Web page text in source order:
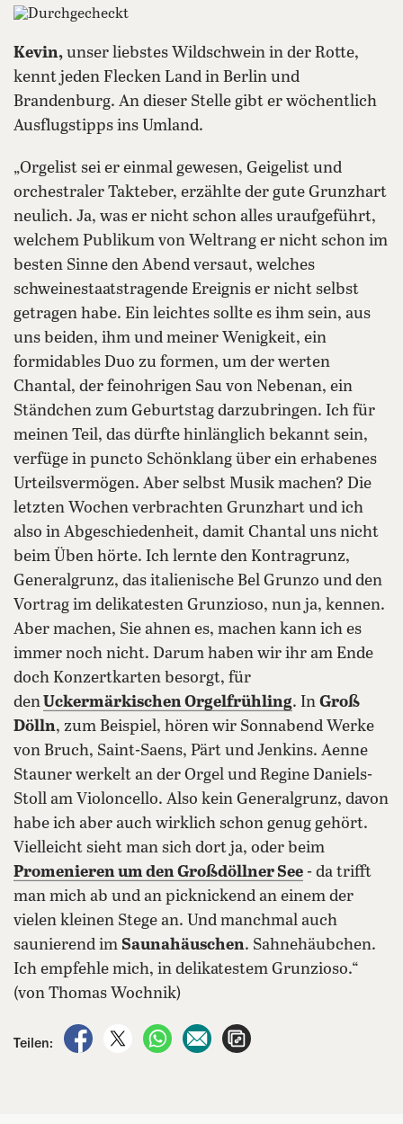
Kevin, unser liebstes Wildschwein in der Rotte,
kennt jeden Flecken Land in Berlin und
Brandenburg. An dieser Stelle gibt er wöchentlich
Ausflugstipps ins Umland.
„Orgelist sei er einmal gewesen, Geigelist und
orchestraler Takteber, erzählte der gute Grunzhart
neulich. Ja, was er nicht schon alles uraufgeführt,
welchem Publikum von Weltrang er nicht schon im
besten Sinne den Abend versaut, welches
schweinestaatstragende Ereignis er nicht selbst
getragen habe. Ein leichtes sollte es ihm sein, aus
uns beiden, ihm und meiner Wenigkeit, ein
formidables Duo zu formen, um der werten
Chantal, der feinohrigen Sau von Nebenan, ein
Ständchen zum Geburtstag darzubringen. Ich für
meinen Teil, das dürfte hinlänglich bekannt sein,
verfüge in puncto Schönklang über ein erhabenes
Urteilsvermögen. Aber selbst Musik machen? Die
letzten Wochen verbrachten Grunzhart und ich
also in Abgeschiedenheit, damit Chantal uns nicht
beim Üben hörte. Ich lernte den Kontragrunz,
Generalgrunz, das italienische Bel Grunzo und den
Vortrag im delikatesten Grunzioso, nun ja, kennen.
Aber machen, Sie ahnen es, machen kann ich es
immer noch nicht. Darum haben wir ihr am Ende
doch Konzertkarten besorgt, für
denUckermärkischen Orgelfrühling. In Groß
Dölln, zum Beispiel, hören wir Sonnabend Werke
von Bruch, Saint-Saens, Pärt und Jenkins. Aenne
Stauner werkelt an der Orgel und Regine Daniels-
Stoll am Violoncello. Also kein Generalgrunz, davon
habe ich aber auch wirklich schon genug gehört.
Vielleicht sieht man sich dort ja, oder beim
Promenieren um denGroßdöllner See - da trifft
man mich ab und an picknickend an einem der
vielen kleinen Stege an. Und manchmal auch
saunierend im Saunahäuschen. Sahnehäubchen.
Ich empfehle mich, in delikatestem Grunzioso.“
(von Thomas Wochnik)
Teilen:
auf Facebook teilen
auf X teilenper WhatsApp teilen
per E-Mail teilen